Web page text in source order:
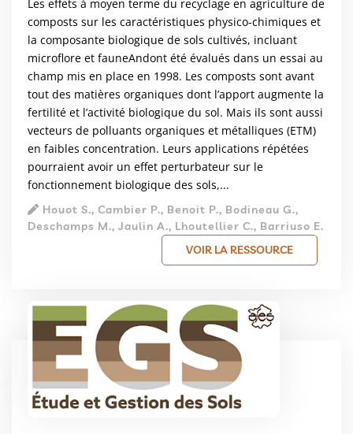
Les effets à moyen terme du recyclage en agriculture de
composts sur les caractéristiques physico-chimiques et
la composante biologique de sols cultivés, incluant
microflore et fauneAndont été évalués dans un essai au
champ mis en place en 1998. Les composts sont avant
tout des matières organiques dont l’apport augmente la
fertilité et l’activité biologique du sol. Mais ils sont aussi
vecteurs de polluants organiques et métalliques (ETM)
en faibles concentration. Leurs applications répétées
pourraient avoir un effet perturbateur sur le
fonctionnement biologique des sols,...
Houot S., Cambier P., Benoit P., Bodineau G.,
Deschamps M., Jaulin A., Lhoutellier C., Barriuso E.
VOIR LA RESSOURCE